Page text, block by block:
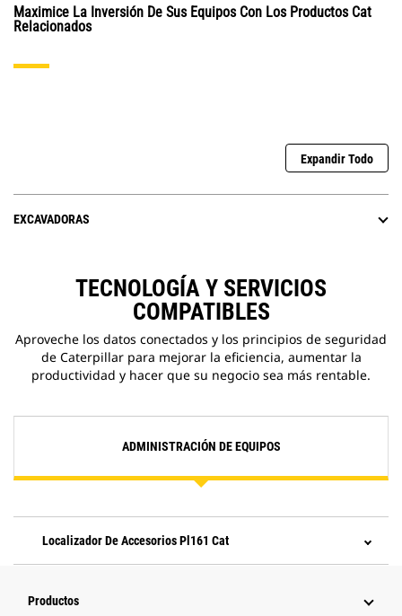
Maximice La Inversión De Sus Equipos Con Los Productos Cat
Relacionados
Expandir Todo
EXCAVADORAS
TECNOLOGÍA Y SERVICIOS
COMPATIBLES
Aproveche los datos conectados y los principios de seguridad
de Caterpillar para mejorar la eficiencia, aumentar la
productividad y hacer que su negocio sea más rentable.
ADMINISTRACIÓN DE EQUIPOS
Localizador De Accesorios Pl161 Cat
Productos